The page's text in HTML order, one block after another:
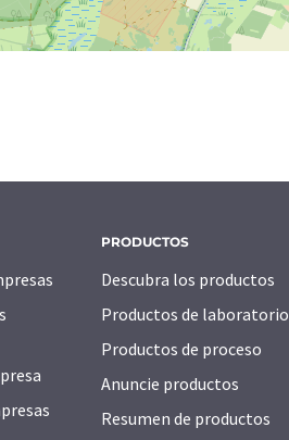
PRODUCTOS
Descubra los productos
Productos de laboratorio
Productos de proceso
Anuncie productos
Resumen de productos